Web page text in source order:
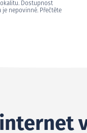
Dostupnost
nepovinné. Přečtěte